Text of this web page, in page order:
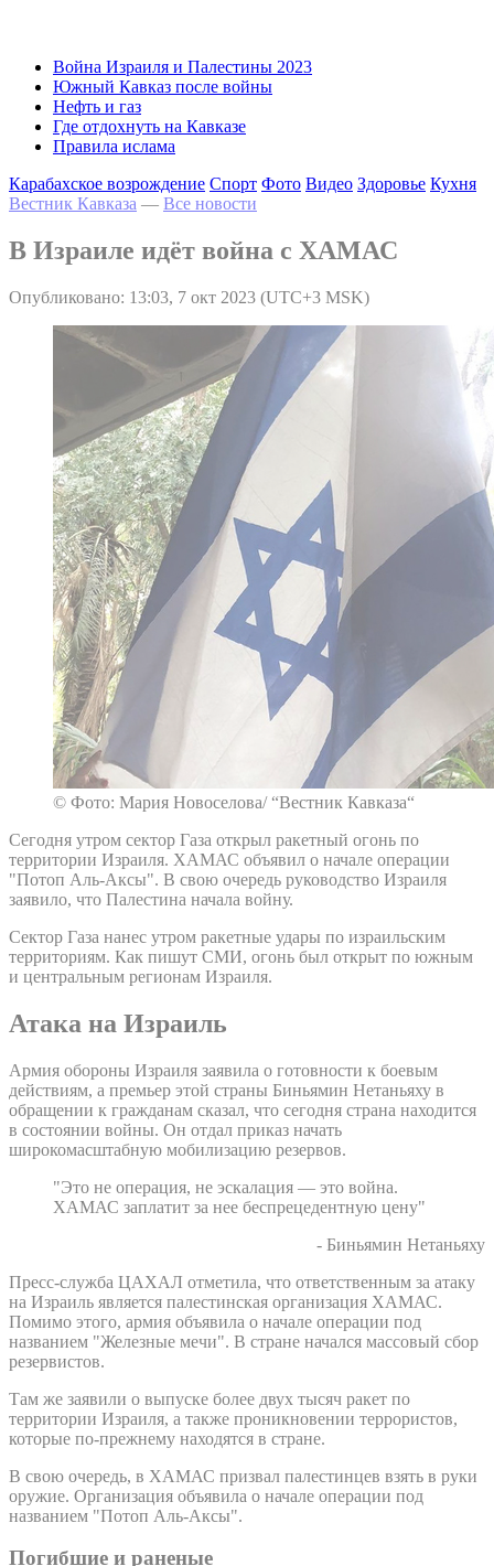
Война Израиля и Палестины 2023
Южный Кавказ после войны
Нефть и газ
Где отдохнуть на Кавказе
Правила ислама
Карабахское возрождение Спорт Фото Видео Здоровье Кухня
Вестник Кавказа — Все новости
В Израиле идёт война с ХАМАС
Опубликовано: 13:03, 7 окт 2023 (UTC+3 MSK)
© Фото: Мария Новоселова/ “Вестник Кавказа“
Сегодня утром сектор Газа открыл ракетный огонь по
территории Израиля. ХАМАС объявил о начале операции
"Потоп Аль-Аксы". В свою очередь руководство Израиля
заявило, что Палестина начала войну.
Сектор Газа нанес утром ракетные удары по израильским
территориям. Как пишут СМИ, огонь был открыт по южным
и центральным регионам Израиля.
Атака на Израиль
Армия обороны Израиля заявила о готовности к боевым
действиям, а премьер этой страны Биньямин Нетаньяху в
обращении к гражданам сказал, что сегодня страна находится
в состоянии войны. Он отдал приказ начать
широкомасштабную мобилизацию резервов.
"Это не операция, не эскалация — это война.
ХАМАС заплатит за нее беспрецедентную цену"
- Биньямин Нетаньяху
Пресс-служба ЦАХАЛ отметила, что ответственным за атаку
на Израиль является палестинская организация ХАМАС.
Помимо этого, армия объявила о начале операции под
названием "Железные мечи". В стране начался массовый сбор
резервистов.
Там же заявили о выпуске более двух тысяч ракет по
территории Израиля, а также проникновении террористов,
которые по-прежнему находятся в стране.
В свою очередь, в ХАМАС призвал палестинцев взять в руки
оружие. Организация объявила о начале операции под
названием "Потоп Аль-Аксы".
Погибшие и раненые